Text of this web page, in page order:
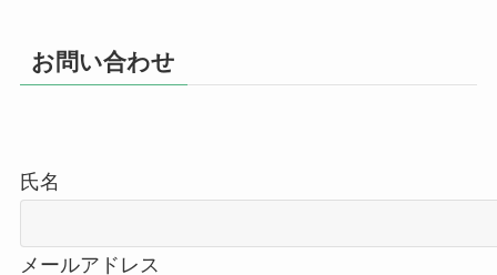
お問い合わせ
氏名
メールアドレス